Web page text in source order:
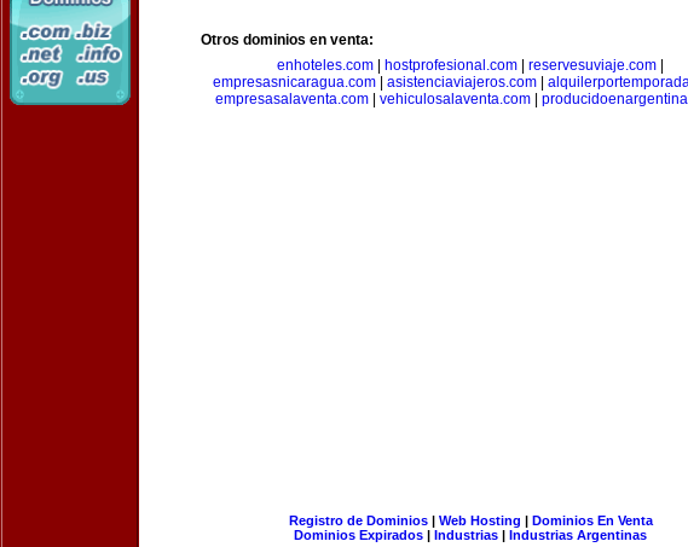
Otros dominios en venta:
enhoteles.com
hostprofesional.com reservesuviaje.com
empresasnicaragua.com| asistenciaviajeros.com|
empresasalaventa.com| vehiculosalaventa.com|
Registro de Dominios| Web Hosting | Dominios En Venta
Dominios Expirados | Industrias | Industrias Argentinas